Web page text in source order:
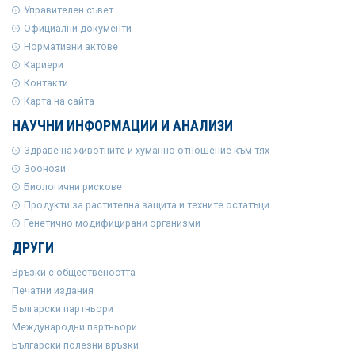
Управителен съвет
Официални документи
Нормативни актове
Кариери
Контакти
Карта на сайта
НАУЧНИ ИНФОРМАЦИИ И АНАЛИЗИ
Здраве на животните и хуманно отношение към тях
Зоонози
Биологични рискове
Продукти за растителна защита и техните остатъци
Генетично модифицирани организми
ДРУГИ
Връзки с обществеността
Печатни издания
Български партньори
Международни партньори
Български полезни връзки